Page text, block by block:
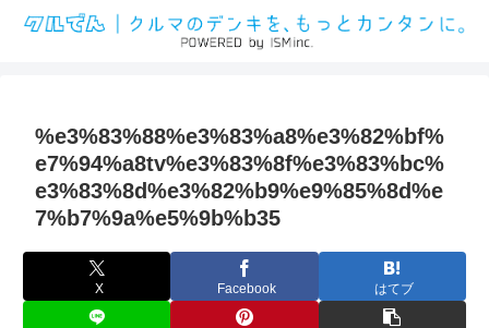
%e3%83%88%e3%83%a8%e3%82%bf%
e7%94%a8tv%e3%83%8f%e3%83%bc%
e3%83%8d%e3%82%b9%e9%85%8d%e
7%b7%9a%e5%9b%b35
X Facebook はてブ